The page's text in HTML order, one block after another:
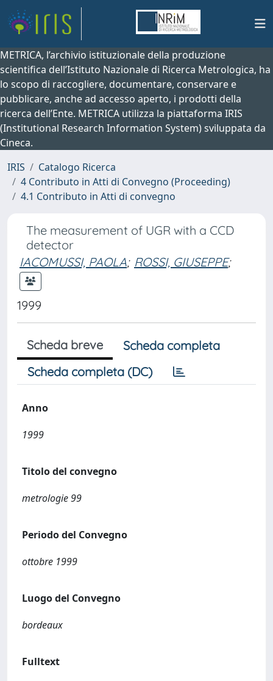
METRICA, l’archivio istituzionale della produzione
scientifica dell’Istituto Nazionale di Ricerca Metrologica, ha
lo scopo di raccogliere, documentare, conservare e
pubblicare, anche ad accesso aperto, i prodotti della
ricerca dell’Ente. METRICA utilizza la piattaforma IRIS
(Institutional Research Information System) sviluppata da
Cineca.
IRIS
Catalogo Ricerca
4 Contributo in Atti di Convegno (Proceeding)
4.1 Contributo in Atti di convegno
The measurement of UGR with a CCD
detector
IACOMUSSI, PAOLA; ROSSI, GIUSEPPE;
1999
Scheda breve
Scheda completa
Scheda completa (DC)
Anno
1999
Titolo del convegno
metrologie 99
Periodo del Convegno
ottobre 1999
Luogo del Convegno
bordeaux
Fulltext